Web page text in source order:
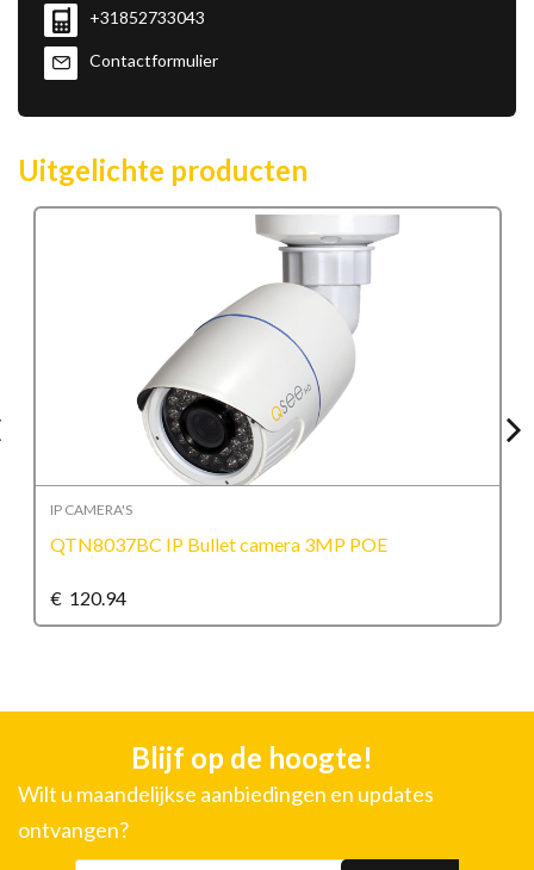
+31852733043
Contactformulier
Uitgelichte producten
IP CAMERA'S
QTN8037BC IP Bullet camera 3MP POE
€ 120.94
Blijf op de hoogte!
Wilt u maandelijkse aanbiedingen en updates
ontvangen?